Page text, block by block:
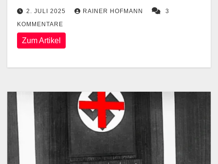
2. JULI 2025 RAINER HOFMANN
3
KOMMENTARE
Zum Artikel